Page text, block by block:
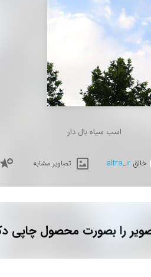
اسب سیاه بال دار
خالقaltra_ir تصاویر مشابه
را بصورت محصول چاپی